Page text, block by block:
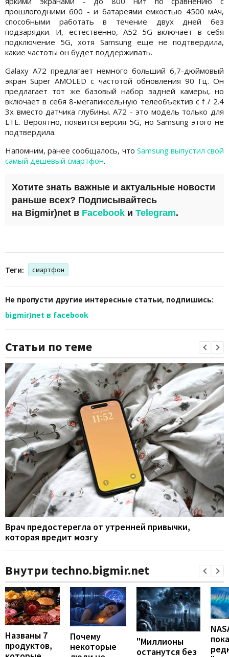
прошлогодними 600 - и батареями емкостью 4500 мАч,
способными работать в течение двух дней без
подзарядки. И, естественно, A52 5G включает в себя
подключение 5G, хотя Samsung еще не подтвердила,
какие частоты он будет поддерживать.
Galaxy A72 предлагает немного больший 6,7-дюймовый
экран Super AMOLED с частотой обновления 90 Гц. Он
предлагает тот же базовый набор задней камеры, но
включает в себя 8-мегапиксельную телеобъектив с f / 2.4
3x вместо датчика глубины. A72 - это модель только для
LTE. Вероятно, появится версия 5G, но Samsung этого не
подтвердила.
Напомним, ранее сообщалось, что Samsung выпустил свой
самый дешевый смартфон.
Хотите знать важные и актуальные новости
раньше всех? Подписывайтесь
на Bigmir)net в Facebook и Telegram.
Теги: смартфон
Не пропусти другие интересные статьи, подпишись:
bigmir)net в facebook
Статьи по теме
Врач предостерегла от утренней привычки,
которая вредит мозгу
Внутри techno.bigmir.net
Названы 7
продуктов,
Почему
некоторые
"Миллионы
останутся без